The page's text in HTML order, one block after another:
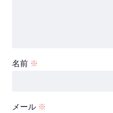
名前 ※
メール ※